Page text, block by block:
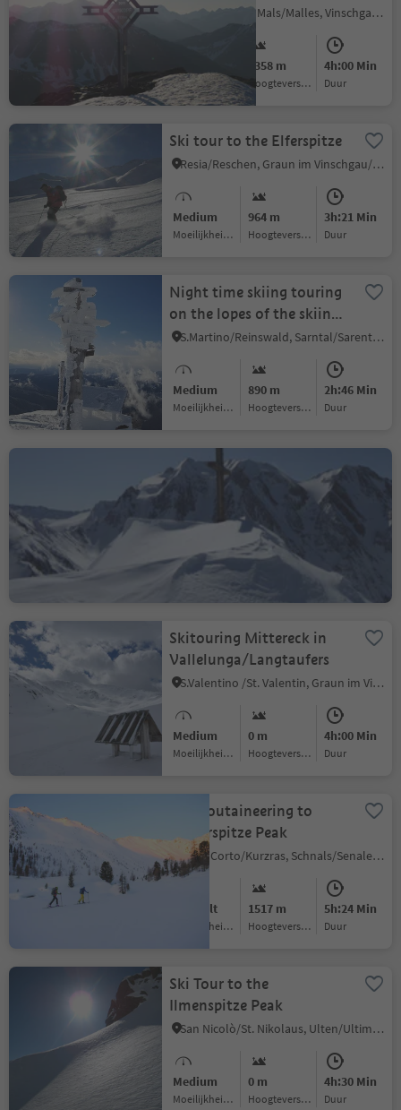
Mazia/Matsch, Mals/Malles, Vinschgau/Val Venosta
Moeilijkheidsgraad
1358 m
Hoogteverschil
4h:00 Min
Duur
Ski tour to the Elferspitze
Resia/Reschen, Graun im Vinschgau/Curon Venosta, Vinschgau/Val Venosta
Medium
Moeilijkheidsgraad
964 m
Hoogteverschil
3h:21 Min
Duur
Night time skiing touring
on the lopes of the skiing
area of Reinswald
S.Martino/Reinswald, Sarntal/Sarentino, Bolzano/Bozen and environs
Medium
Moeilijkheidsgraad
890 m
Hoogteverschil
2h:46 Min
Duur
Rotbachl - Summit ski
tour
Medium 1357 m
Duur
Skitouring Mittereck in
Vallelunga/Langtaufers
S.Valentino /St. Valentin, Graun im Vinschgau/Curon Venosta, Vinschgau/Val Venosta
Medium
Moeilijkheidsgraad
0 m
Hoogteverschil
4h:00 Min
Duur
Ski moutaineering to
Saldurspitze Peak
Maso Corto/Kurzras, Schnals/Senales, Vinschgau/Val Venosta
Difficult
Moeilijkheidsgraad
1517 m
Hoogteverschil
5h:24 Min
Duur
Ski Tour to the
Ilmenspitze Peak
San Nicolò/St. Nikolaus, Ulten/Ultimo, Meran/Merano and environs
Medium
Moeilijkheidsgraad
0 m
Hoogteverschil
4h:30 Min
Duur